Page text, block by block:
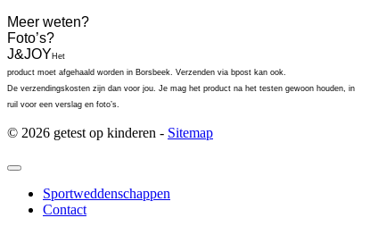
Meer weten?
Foto’s?
J&JOY Het
product moet afgehaald worden in Borsbeek. Verzenden via bpost kan ook.
De verzendingskosten zijn dan voor jou. Je mag het product na het testen gewoon houden, in
ruil voor een verslag en foto’s.
© 2026 getest op kinderen - Sitemap
Sportweddenschappen
Contact